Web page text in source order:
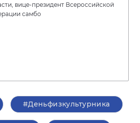
вице-президент Всероссийской
самбо
#Деньфизкультурника